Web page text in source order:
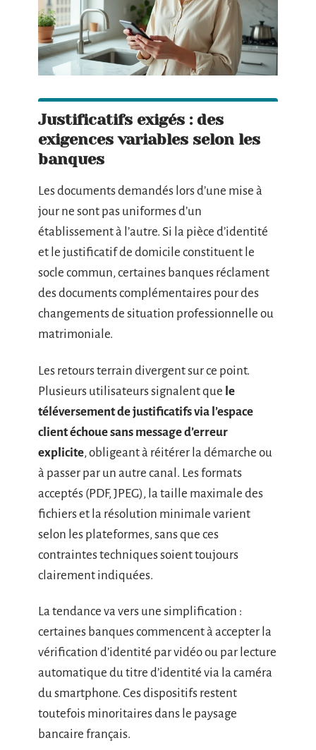
Justificatifs exigés : des
exigences variables selon les
banques
Les documents demandés lors d’une mise à
jour ne sont pas uniformes d’un
établissement à l’autre. Si la pièce d’identité
et le justificatif de domicile constituent le
socle commun, certaines banques réclament
des documents complémentaires pour des
changements de situation professionnelle ou
matrimoniale.
Les retours terrain divergent sur ce point.
Plusieurs utilisateurs signalent que le
téléversement de justificatifs via l’espace
client échoue sans message d’erreur
explicite, obligeant à réitérer la démarche ou
à passer par un autre canal. Les formats
acceptés (PDF, JPEG), la taille maximale des
fichiers et la résolution minimale varient
selon les plateformes, sans que ces
contraintes techniques soient toujours
clairement indiquées.
La tendance va vers une simplification :
certaines banques commencent à accepter la
vérification d’identité par vidéo ou par lecture
automatique du titre d’identité via la caméra
du smartphone. Ces dispositifs restent
toutefois minoritaires dans le paysage
bancaire français.